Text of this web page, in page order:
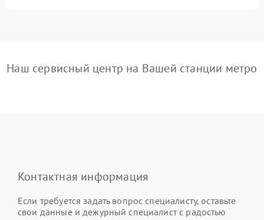
Наш сервисный центр на Вашей станции метро
Контактная информация
Если требуется задать вопрос специалисту, оставьте
свои данные и дежурный специалист с радостью